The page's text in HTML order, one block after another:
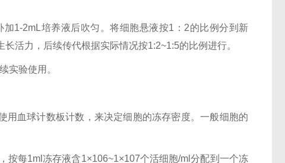
1-2mL培养液后吹匀。将细胞悬液按1：2的比例分到新
活力，后续传代根据实际情况按1:2~1:5的比例进行。
实验使用。
用血球计数板计数，来决定细胞的冻存密度。一般细胞的
按每1ml冻存液含1×106~1×107个活细胞/ml分配到一个冻